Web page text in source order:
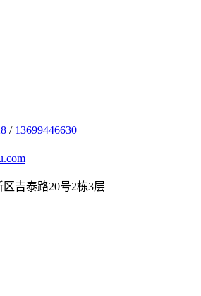
/ 13699446630
吉泰路20号2栋3层